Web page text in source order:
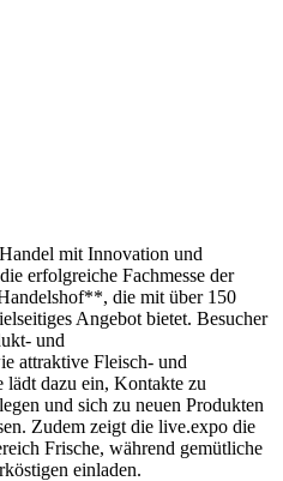
mit Innovation und
erfolgreiche Fachmesse der
die mit über 150
Angebot bietet. Besucher
und
attraktive Fleisch- und
lädt dazu ein, Kontakte zu
und sich zu neuen Produkten
Zudem zeigt die live.expo die
Frische, während gemütliche
einladen.